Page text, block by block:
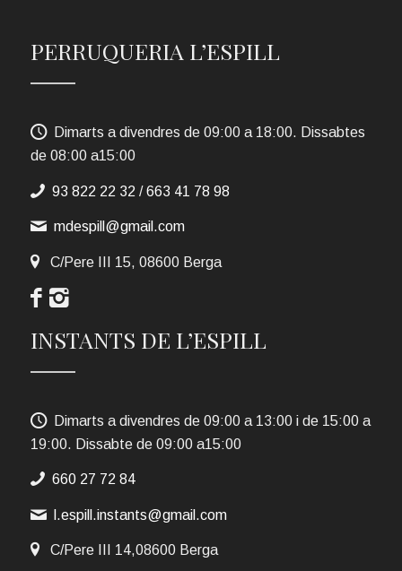
PERRUQUERIA L’ESPILL
Dimarts a divendres de 09:00 a 18:00. Dissabtes
de 08:00 a15:00
93 822 22 32 /663 41 78 98
mdespill@gmail.com
C/Pere III 15, 08600 Berga
INSTANTS DE L’ESPILL
Dimarts a divendres de 09:00 a 13:00 i de 15:00 a
19:00. Dissabte de 09:00 a15:00
660 27 72 84
l.espill.instants@gmail.com
C/Pere III 14,08600 Berga